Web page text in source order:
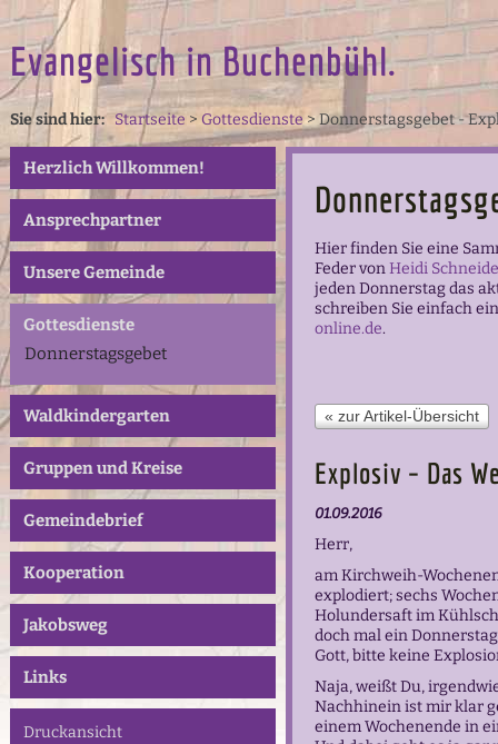
Evangelisch in Buchenbühl.
Sie sind hier:Startseite > Gottesdienste> Donnerstagsgebet -
Herzlich Willkommen!
Ansprechpartner
Unsere Gemeinde
Gottesdienste
Donnerstagsgebet
Waldkindergarten
Gruppen und Kreise
Gemeindebrief
Kooperation
Jakobsweg
Links
Druckansicht
Hier finden Sie eine
Feder vonHeidi
jeden Donnerstag das
schreiben Sie einfach
online.de.
« zur Artikel-Übersicht
Explosiv – Das
01.09.2016
Herr,
am Kirchweih-
explodiert; sechs
Holundersaft im
doch mal ein
Gott, bitte keine
Naja, weißt Du,
Nachhinein ist mir klar
einem Wochenende in